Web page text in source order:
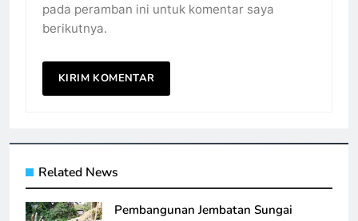
pada peramban ini untuk komentar saya
berikutnya.
Related News
Pembangunan Jembatan Sungai